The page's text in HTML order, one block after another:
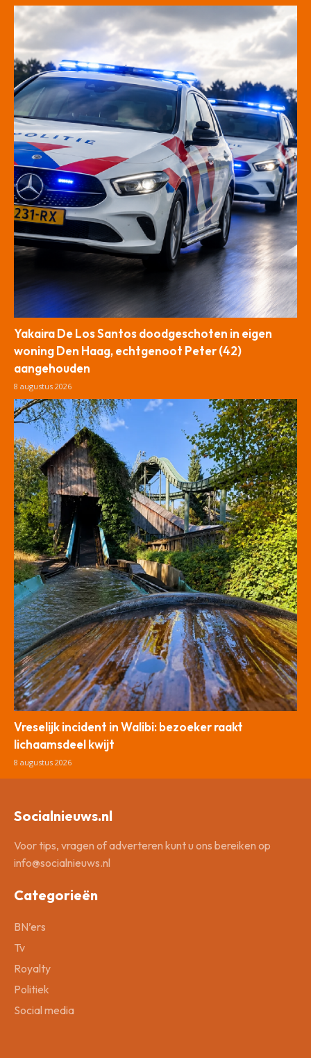
Yakaira De Los Santos doodgeschoten in eigen
woning Den Haag, echtgenoot Peter (42)
aangehouden
8 augustus 2026
Vreselijk incident in Walibi: bezoeker raakt
lichaamsdeel kwijt
8 augustus 2026
Socialnieuws.nl
Voor tips, vragen of adverteren kunt u ons bereiken op
info@socialnieuws.nl
Categorieën
BN’ers
Tv
Royalty
Politiek
Social media